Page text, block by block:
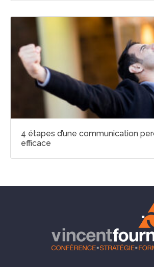
4 étapes d’une communication
efficace